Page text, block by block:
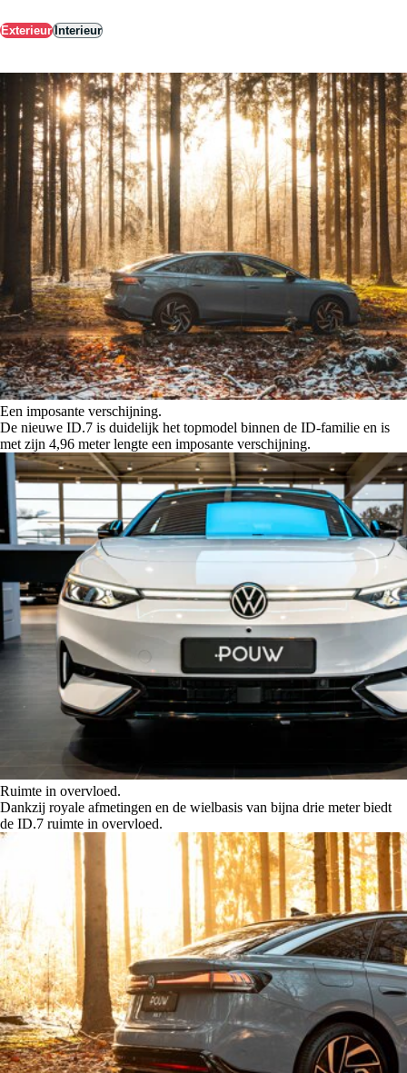
ExterieurInterieur
Een imposante verschijning.
De nieuwe ID.7 is duidelijk het topmodel binnen de ID-familie en is
met zijn 4,96 meter lengte een imposante verschijning.
Ruimte in overvloed.
Dankzij royale afmetingen en de wielbasis van bijna drie meter biedt
de ID.7 ruimte in overvloed.